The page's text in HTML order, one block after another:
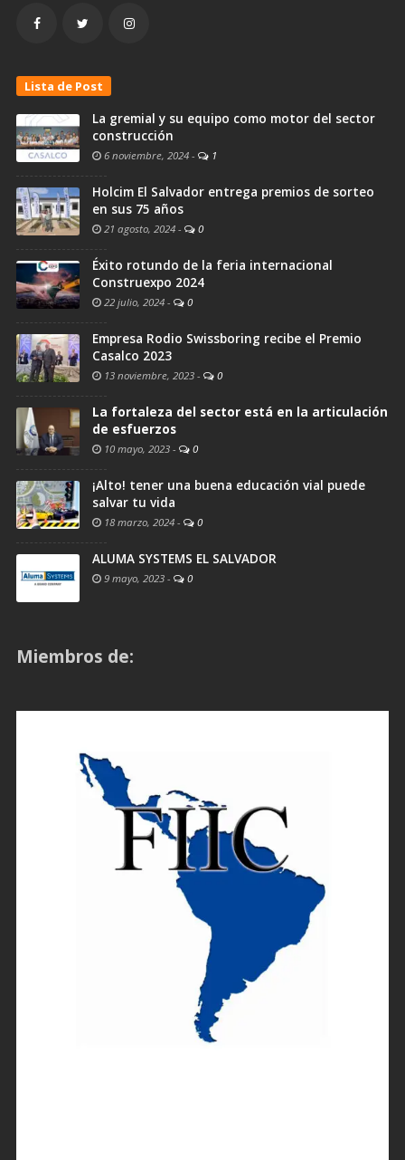
Lista de Post
La gremial y su equipo como motor del sector
construcción
6 noviembre, 2024 - 1
Holcim El Salvador entrega premios de sorteo
en sus 75 años
21 agosto, 2024 - 0
Éxito rotundo de la feria internacional
Construexpo 2024
22 julio, 2024 - 0
Empresa Rodio Swissboring recibe el Premio
Casalco 2023
13 noviembre, 2023 - 0
La fortaleza del sector está en la articulación
de esfuerzos
10 mayo, 2023 - 0
¡Alto! tener una buena educación vial puede
salvar tu vida
18 marzo, 2024 - 0
ALUMA SYSTEMS EL SALVADOR
9 mayo, 2023 - 0
Miembros de: